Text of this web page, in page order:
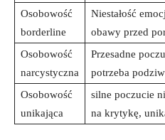
Osobowość
borderline
Niestałość
obawy przed
Osobowość
narcystyczna
Przesadne
potrzeba⁢
Osobowość
unikająca
silne ​poczucie
na krytykę,